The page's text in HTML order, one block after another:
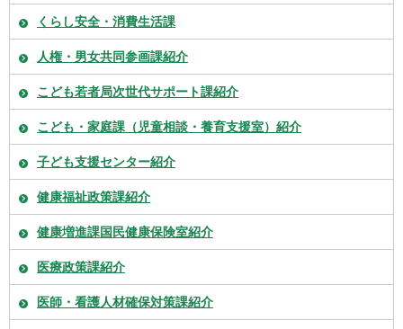
くらし安全・消費生活課
人権・男女共同参画課紹介
こども若者局次世代サポート課紹介
こども・家庭課（児童相談・養育支援室）紹介
子ども支援センター紹介
健康福祉政策課紹介
健康増進課国民健康保険室紹介
医療政策課紹介
医師・看護人材確保対策課紹介